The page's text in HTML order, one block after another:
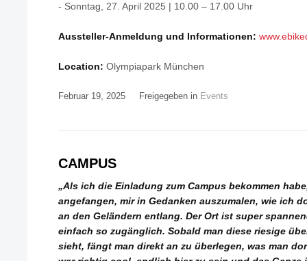
- Sonntag, 27. April 2025 | 10.00 – 17.00 Uhr
Aussteller-Anmeldung und Informationen:
Location: Olympiapark München
Februar 19, 2025 Freigegeben in Events
CAMPUS
„Als ich die Einladung zum Campus bekommen
angefangen, mir in Gedanken auszumalen, wie ich
an den Geländern entlang. Der Ort ist super
einfach so zugänglich. Sobald man diese riesige
sieht, fängt man direkt an zu überlegen, was man